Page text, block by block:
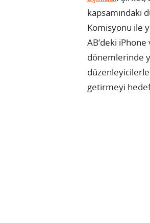
kapsamındaki
Komisyonu ile
AB’deki
dönemlerinde
getirmeyi